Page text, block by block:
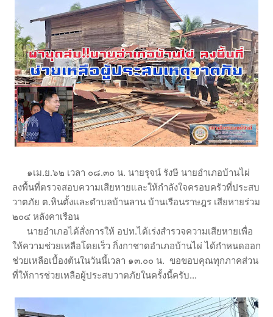
๑เม.ย.๖๒ เวลา ๐๘.๓๐ น. นายรุจน์ รังษี นายอำเภอบ้านไผ่
ลงพื้นที่ตรวจสอบความเสียหายและให้กำลังใจครอบครัวที่ประสบ
วาตภัย ต.หินตั้งและตำบลบ้านลาน บ้านเรือนราษฎร เสียหายร่วม
๒๐๔ หลังคาเรือน
นายอำเภอได้สั่งการให้ อปท.ได้เร่งสำรวจความเสียหายเพื่อ
ให้ความช่วยเหลือโดยเร็ว กิ่งกาชาดอำเภอบ้านไผ่ ได้กำหนดออก
ช่วยเหลือเบื้องต้นในวันนี้เวลา ๑๓.๐๐ น. ขอขอบคุณทุกภาคส่วน
ที่ให้การช่วยเหลือผู้ประสบวาตภัยในครั้งนี้ครับ...